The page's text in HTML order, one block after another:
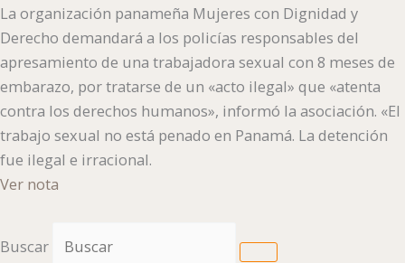
La organización panameña Mujeres con Dignidad y
Derecho demandará a los policías responsables del
apresamiento de una trabajadora sexual con 8 meses de
embarazo, por tratarse de un «acto ilegal» que «atenta
contra los derechos humanos», informó la asociación. «El
trabajo sexual no está penado en Panamá. La detención
fue ilegal e irracional.
Ver nota
Buscar